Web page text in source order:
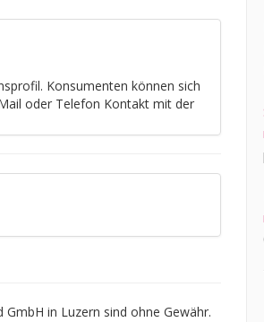
Konsumenten können sich
oder Telefon Kontakt mit der
in Luzern sind ohne Gewähr.